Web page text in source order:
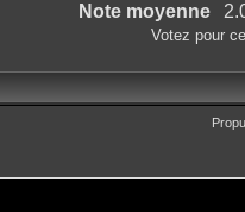
Note moyenne
Votez pour